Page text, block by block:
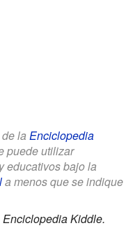
la Enciclopedia
puede utilizar
educativos bajo la
a menos que se indique
Enciclopedia Kiddle.